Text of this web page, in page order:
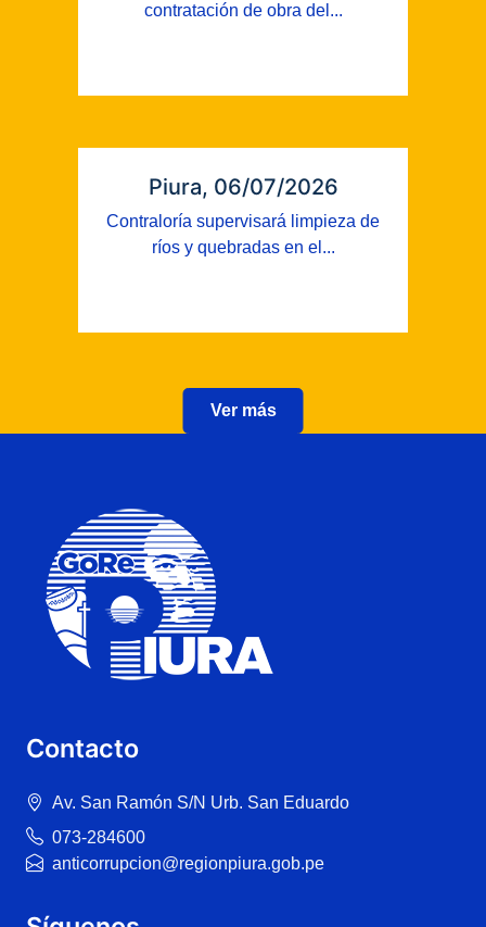
contratación de obra del...
Piura, 06/07/2026
Contraloría supervisará limpieza de
ríos y quebradas en el...
Ver más
Contacto
Av. San Ramón S/N Urb. San Eduardo
073-284600
anticorrupcion@regionpiura.gob.pe